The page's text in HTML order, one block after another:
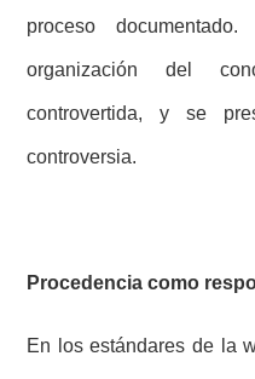
proceso
organización del
controvertida, y se
controversia.
Procedencia como
En los estándares de la